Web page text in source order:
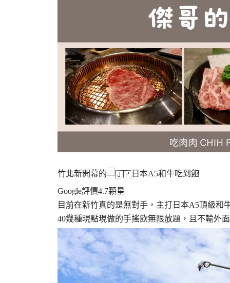
竹北新開幕的
日本A5和牛吃到飽
Google評價4.7顆星
目前在新竹真的是無對手，主打日本A5頂級和
40幾種現點現做的手搖飲無限放題，且不輸外